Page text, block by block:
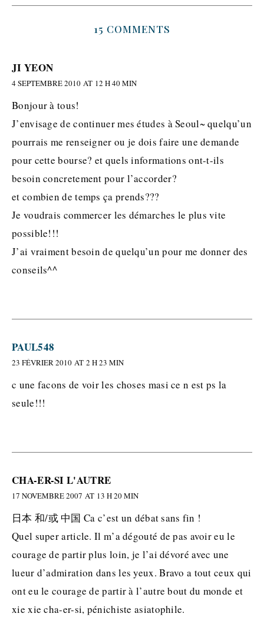
15 COMMENTS
JI YEON
4 SEPTEMBRE 2010 AT 12 H 40 MIN
Bonjour à tous!
J’envisage de continuer mes études à Seoul~ quelqu’un
pourrais me renseigner ou je dois faire une demande
pour cette bourse? et quels informations ont-t-ils
besoin concretement pour l’accorder?
et combien de temps ça prends???
Je voudrais commercer les démarches le plus vite
possible!!!
J’ai vraiment besoin de quelqu’un pour me donner des
conseils^^
PAUL548
23 FÉVRIER 2010 AT 2 H 23 MIN
c une facons de voir les choses masi ce n est ps la
seule!!!
CHA-ER-SI L'AUTRE
17 NOVEMBRE 2007 AT 13 H 20 MIN
日本 和/或 中国 Ca c’est un débat sans fin !
Quel super article. Il m’a dégouté de pas avoir eu le
courage de partir plus loin, je l’ai dévoré avec une
lueur d’admiration dans les yeux. Bravo a tout ceux qui
ont eu le courage de partir à l’autre bout du monde et
xie xie cha-er-si, pénichiste asiatophile.